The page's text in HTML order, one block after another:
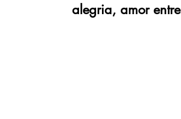
alegria, amor